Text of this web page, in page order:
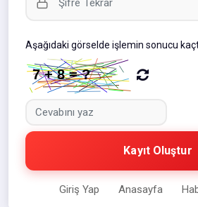
Aşağıdaki görselde işlemin sonucu
Kayıt Oluştur
Giriş Yap Anasayfa